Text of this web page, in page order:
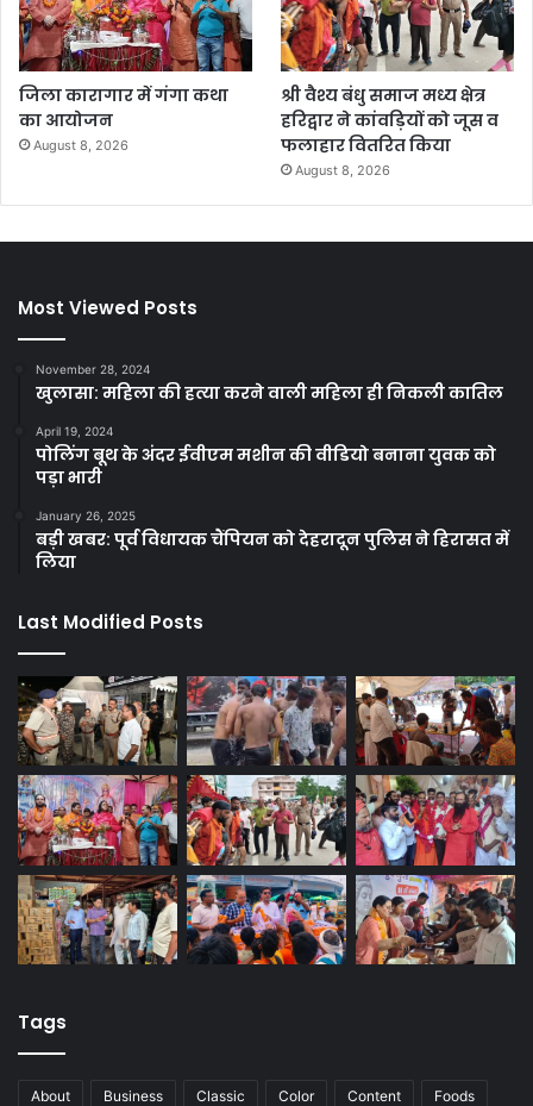
जिला कारागार में गंगा कथा
का आयोजन
August 8, 2026
श्री वैश्य बंधु समाज मध्य क्षेत्र
हरिद्वार ने कांवड़ियों को जूस व
फलाहार वितरित किया
August 8, 2026
Most Viewed Posts
November 28, 2024
खुलासा: महिला की हत्या करने वाली महिला ही निकली कातिल
April 19, 2024
पोलिंग बूथ के अंदर ईवीएम मशीन की वीडियो बनाना युवक को
पड़ा भारी
January 26, 2025
बड़ी खबर: पूर्व विधायक चैंपियन को देहरादून पुलिस ने हिरासत में
लिया
Last Modified Posts
Tags
About Business Classic Color Content Foods